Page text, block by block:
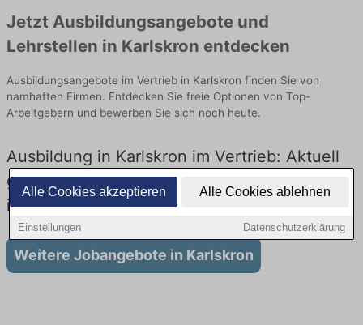
Alle Cookies akzeptieren Alle Cookies ablehnen
Einstellungen Datenschutzerklärung
Jetzt Ausbildungsangebote und
Lehrstellen in Karlskron entdecken
Ausbildungsangebote im Vertrieb in Karlskron finden Sie von
namhaften Firmen. Entdecken Sie freie Optionen von Top-
Arbeitgebern und bewerben Sie sich noch heute.
Ausbildung in Karlskron im Vertrieb: Aktuell
gibt es keine Stellenangebote für Ausbildung
in Karlskron
Weitere Jobangebote in Karlskron